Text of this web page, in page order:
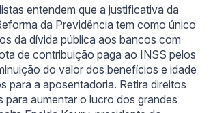
entendem que a justificativa da
da Previdência tem como único
da dívida pública aos bancos com
de contribuição paga ao INSS pelos
do valor dos benefícios e idade
para a aposentadoria. Retira direitos
para aumentar o lucro dos grandes